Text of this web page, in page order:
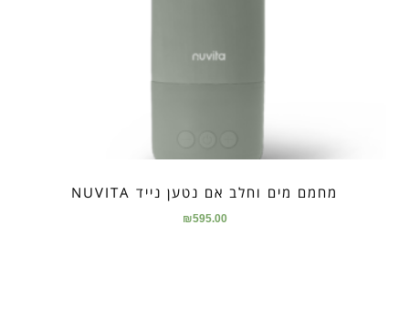
מחמם מים וחלב אם נטען נייד NUVITA
₪595.00